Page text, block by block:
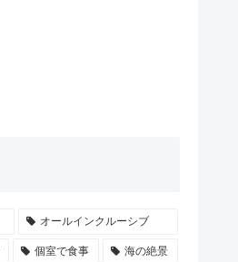
オールインクルーシブ
個室で食事 海の絶景